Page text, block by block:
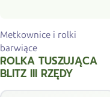
Metkownice i rolki
barwiące
ROLKA TUSZUJĄCA
BLITZ III RZĘDY